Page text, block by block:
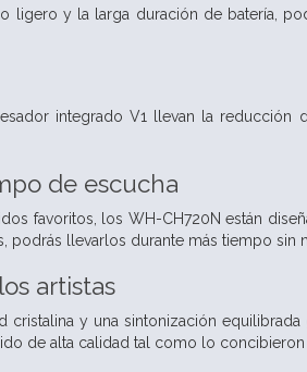
ligero y la larga duración de batería,
integrado V1 llevan la reducción
de escucha
favoritos, los WH-CH720N están
podrás llevarlos durante más tiempo sin
artistas
cristalina y una sintonización
de alta calidad tal como lo concibieron